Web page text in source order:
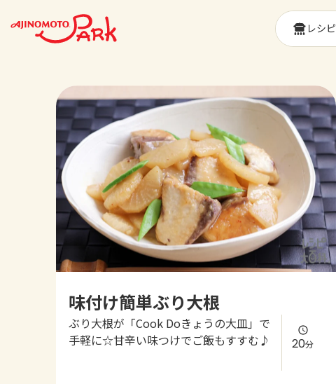
レシピ
味付け簡単ぶり大根
ぶり大根が「Cook Doきょうの大皿」で
手軽に☆甘辛い味つけでご飯もすすむ♪
20分